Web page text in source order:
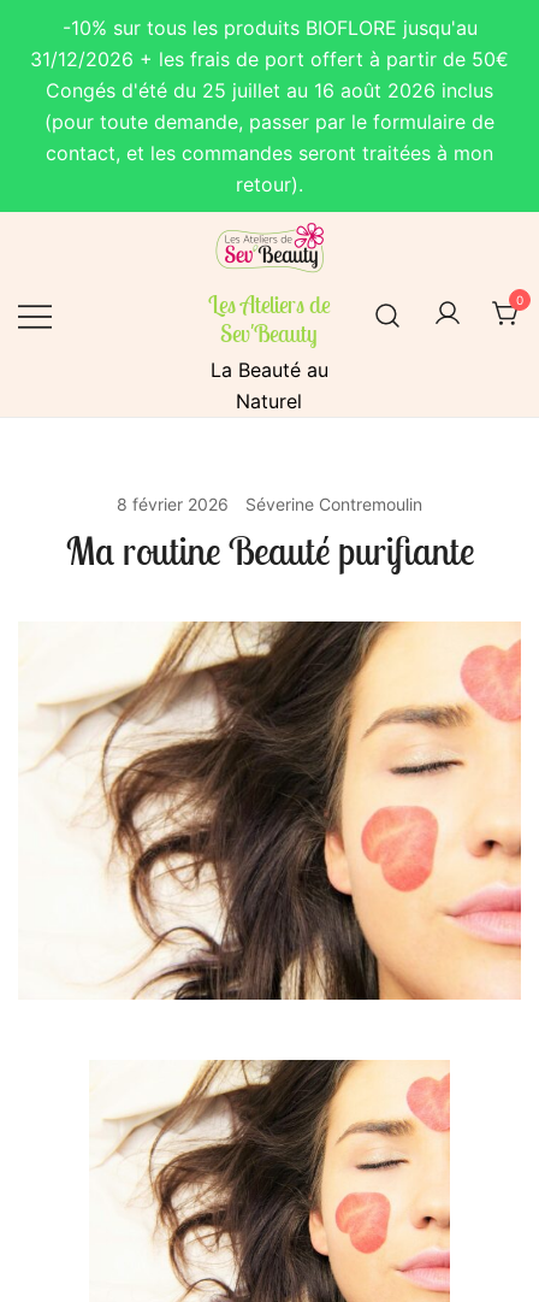
-10% sur tous les produits BIOFLORE jusqu'au
31/12/2026 + les frais de port offert à partir de 50€
Congés d'été du 25 juillet au 16 août 2026 inclus
(pour toute demande, passer par le formulaire de
contact, et les commandes seront traitées à mon
retour).
Les Ateliers de
Sev'Beauty
La Beauté au
Naturel
0
8 février 2026 Séverine Contremoulin
Ma routine Beauté purifiante